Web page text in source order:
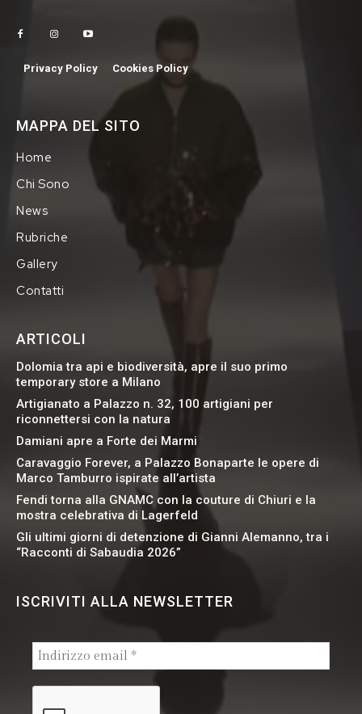
Privacy Policy Cookies Policy
MAPPA DEL SITO
Home
Chi Sono
News
Rubriche
Gallery
Contatti
ARTICOLI
Dolomia tra api e biodiversità, apre il suo primo
temporary store a Milano
Artigianato a Palazzo n. 32, 100 artigiani per
riconnettersi con la natura
Damiani apre a Forte dei Marmi
Caravaggio Forever, a Palazzo Bonaparte le opere di
Marco Tamburro ispirate all’artista
Fendi torna alla GNAMC con la couture di Chiuri e la
mostra celebrativa di Lagerfeld
Gli ultimi giorni di detenzione di Gianni Alemanno, tra i
“Racconti di Sabaudia 2026”
ISCRIVITI ALLA NEWSLETTER